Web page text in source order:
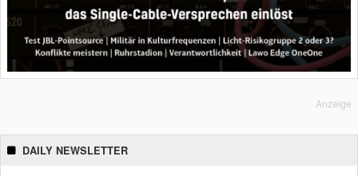
Anzeige
DAILY NEWSLETTER